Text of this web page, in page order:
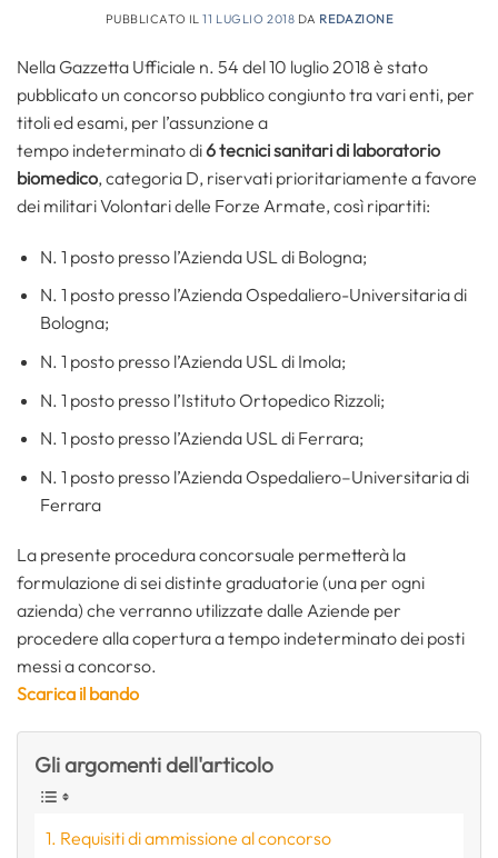
PUBBLICATO IL11 LUGLIO 2018 DA REDAZIONE
Nella Gazzetta Ufficiale n. 54 del 10 luglio 2018 è stato
pubblicato un concorso pubblico congiunto tra vari enti, per
titoli ed esami, per l’assunzione a
tempo indeterminato di6 tecnici sanitari di laboratorio
biomedico, categoria D, riservati prioritariamente a favore
dei militari Volontari delle Forze Armate, così ripartiti:
N. 1 posto presso l’Azienda USL di Bologna;
N. 1 posto presso l’Azienda Ospedaliero-Universitaria di
Bologna;
N. 1 posto presso l’Azienda USL di Imola;
N. 1 posto presso l’Istituto Ortopedico Rizzoli;
N. 1 posto presso l’Azienda USL di Ferrara;
N. 1 posto presso l’Azienda Ospedaliero–Universitaria di
Ferrara
La presente procedura concorsuale permetterà la
formulazione di sei distinte graduatorie (una per ogni
azienda) che verranno utilizzate dalle Aziende per
procedere alla copertura a tempo indeterminato dei posti
messi a concorso.
Scarica il bando
Gli argomenti dell'articolo
Requisiti di ammissione al concorso